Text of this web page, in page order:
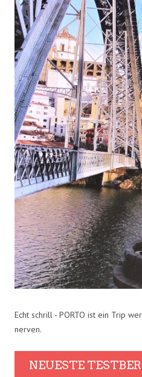
Echt schrill - PORTO ist ein Trip
nerven.
NEUESTE